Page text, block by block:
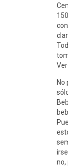
No
no,